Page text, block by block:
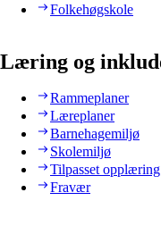
Folkehøgskole
Læring og
Rammeplaner
Læreplaner
Barnehagemiljø
Skolemiljø
Tilpasset
Fravær